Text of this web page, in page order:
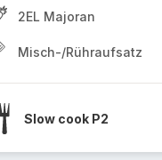
2EL Majoran
Misch-/Rühraufsatz
Slow cook P2